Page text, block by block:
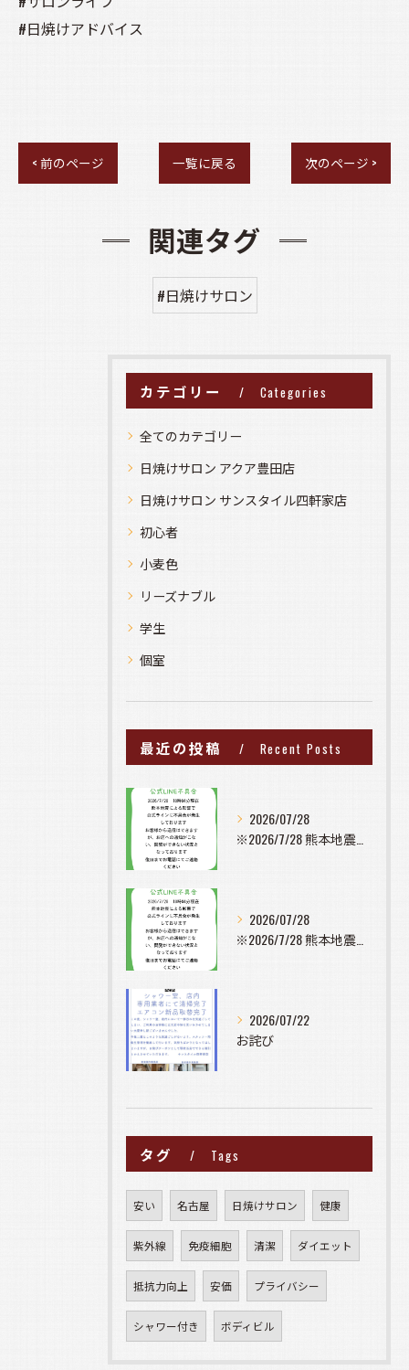
#日焼けアドバイス
< 前のページ 一覧に戻る 次のページ >
関連タグ
#日焼けサロン
カテゴリー Categories
全てのカテゴリー
日焼けサロン アクア豊田店
日焼けサロン サンスタイル四軒家店
初心者
小麦色
リーズナブル
学生
個室
最近の投稿 Recent Posts
2026/07/28
2026/07/28
2026/07/22
お詫び
タグ Tags
安い 名古屋 日焼けサロン 健康
紫外線 免疫細胞 清潔 ダイエット
抵抗力向上 安価 プライバシー
シャワー付き ボディビル